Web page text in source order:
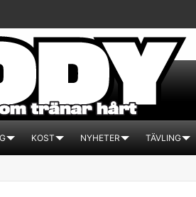
KOST NYHETER TÄVLING